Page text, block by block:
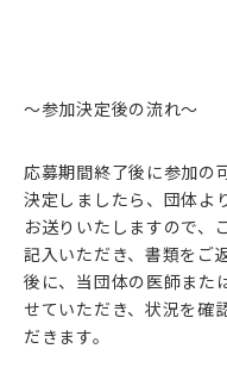
～参加決定後の流れ～
応募期間終了後に参加の
決定しましたら、団体よ
お送りいたしますので、
記入いただき、書類をご
後に、当団体の医師また
せていただき、状況を確
だきます。